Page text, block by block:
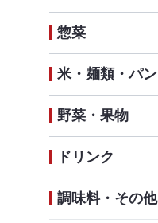
惣菜
米・麺類・パン
野菜・果物
ドリンク
調味料・その他